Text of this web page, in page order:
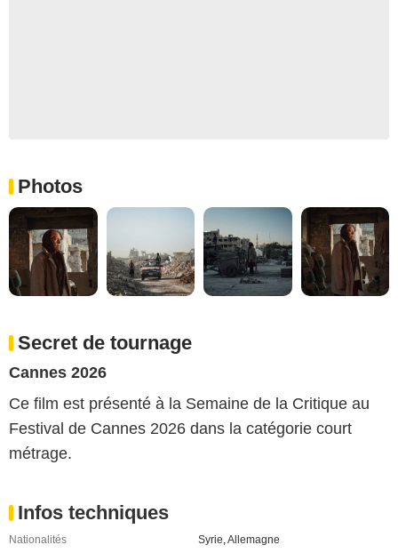
Photos
Secret de tournage
Cannes 2026
Ce film est présenté à la Semaine de la Critique au
Festival de Cannes 2026 dans la catégorie court
métrage.
Infos techniques
Nationalités Syrie Allemagne